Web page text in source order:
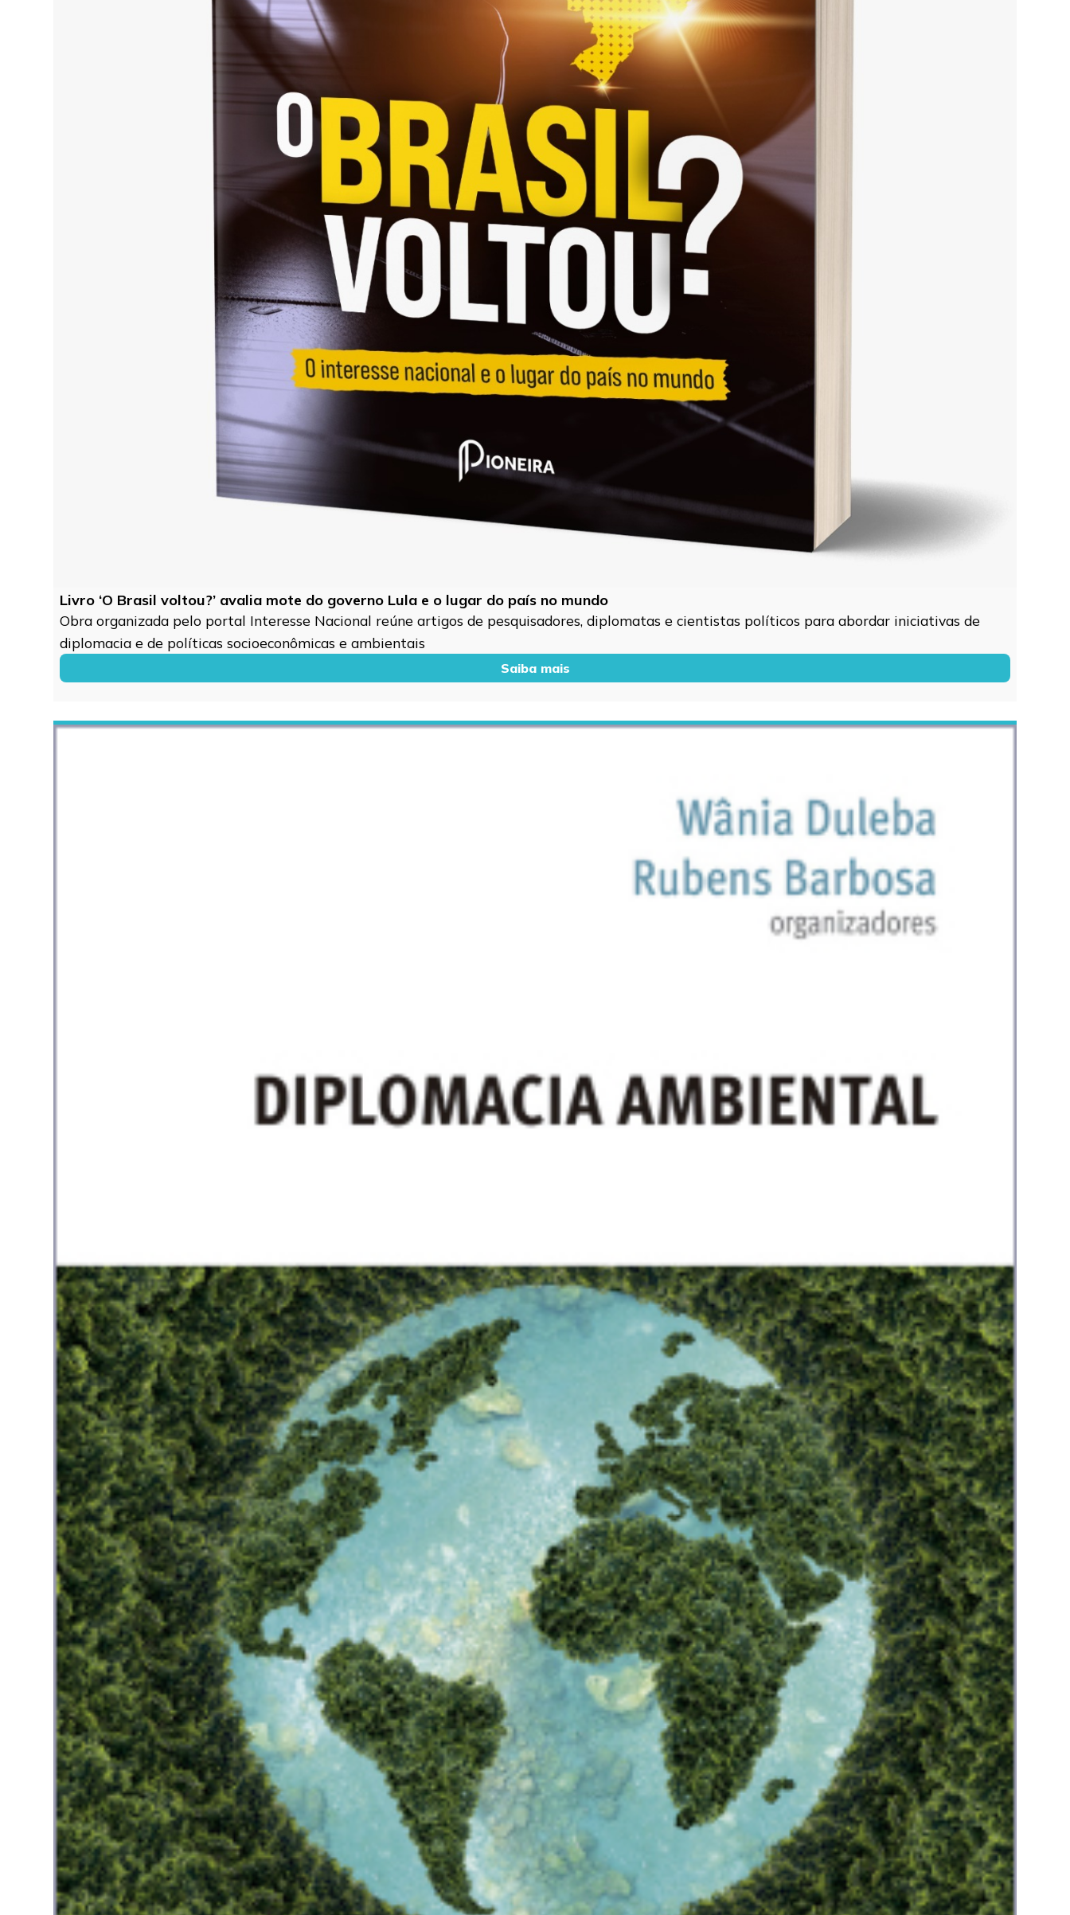
Livro ‘O Brasil voltou?’ avalia mote do governo Lula e o lugar do país no mundo
Obra organizada pelo portal Interesse Nacional reúne artigos de pesquisadores, diplomatas e cientistas políticos para abordar iniciativas de
diplomacia e de políticas socioeconômicas e ambientais
Saiba mais